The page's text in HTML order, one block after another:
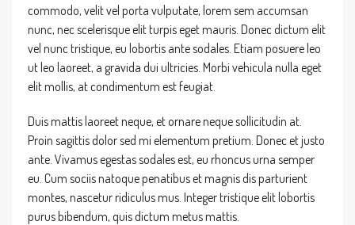
commodo, velit vel porta vulputate, lorem sem accumsan
nunc, nec scelerisque elit turpis eget mauris. Donec dictum elit
vel nunc tristique, eu lobortis ante sodales. Etiam posuere leo
ut leo laoreet, a gravida dui ultricies. Morbi vehicula nulla eget
elit mollis, at condimentum est feugiat.
Duis mattis laoreet neque, et ornare neque sollicitudin at.
Proin sagittis dolor sed mi elementum pretium. Donec et justo
ante. Vivamus egestas sodales est, eu rhoncus urna semper
eu. Cum sociis natoque penatibus et magnis dis parturient
montes, nascetur ridiculus mus. Integer tristique elit lobortis
purus bibendum, quis dictum metus mattis.